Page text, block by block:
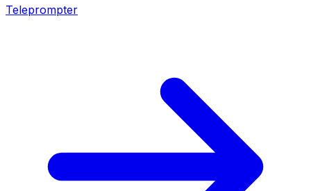
Teleprompter